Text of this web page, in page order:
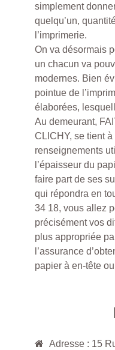
simplement
quelqu’un,
l’imprimerie.
On va désormais
un chacun va
modernes. Bien
pointue de
élaborées,
Au demeurant,
CLICHY, se tient
renseignements
l’épaisseur du
faire part de ses
qui répondra en
34 18, vous allez
précisément vos
plus appropriée
l’assurance
papier à en-tête
Adresse : 15